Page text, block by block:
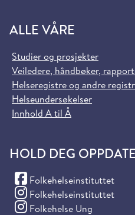
ALLE VÅRE
Studier og prosjekter
Veiledere, håndbøker,
Helseregistre og andre
Helseundersøkelser
Innhold A til Å
HOLD DEG
Folkehelseinstituttet
(Facebook)
Folkehelseinstituttet
(Instagram)
Folkehelse Ung
(Instagram)